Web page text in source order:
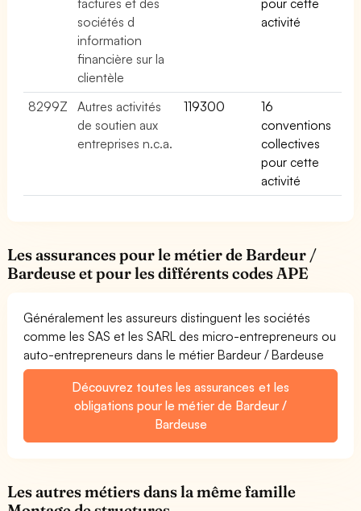
sociétés d
information
financière sur la
clientèle
activité
8299Z
Autres activités
de soutien aux
entreprises n.c.a.
119300
16
conventions
collectives
pour cette
activité
Les assurances pour le métier de Bardeur /
Bardeuse et pour les différents codes APE
Généralement les assureurs distinguent les sociétés
comme les SAS et les SARL des micro-entrepreneurs ou
auto-entrepreneurs dans le métier Bardeur / Bardeuse
Découvrez toutes les assurances et les
obligations pour le métier de Bardeur /
Bardeuse
Les autres métiers dans la même famille